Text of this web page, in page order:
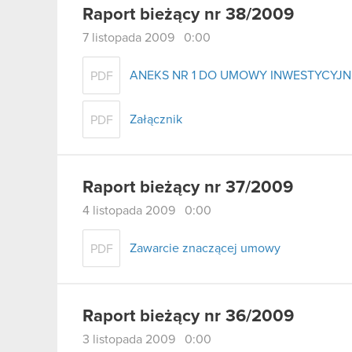
Raport bieżący nr 38/2009
7 listopada 2009 0:00
PDF ANEKS NR 1 DO UMOWY
PDF Załącznik
Raport bieżący nr 37/2009
4 listopada 2009 0:00
PDF Zawarcie znaczącej umowy
Raport bieżący nr 36/2009
3 listopada 2009 0:00